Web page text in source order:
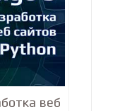
веб